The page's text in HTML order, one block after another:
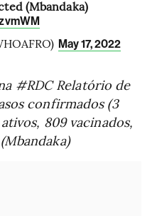
(Mbandaka)
May 17, 2022
#RDC Relatório de
confirmados (3
809 vacinados,